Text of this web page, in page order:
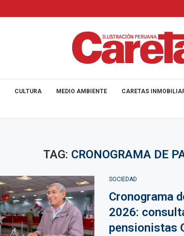
CULTURA MEDIO AMBIENTE CARETAS
TAG: CRONOGRAMA DE
SOCIEDAD
Cronograma
2026:
pensionistas